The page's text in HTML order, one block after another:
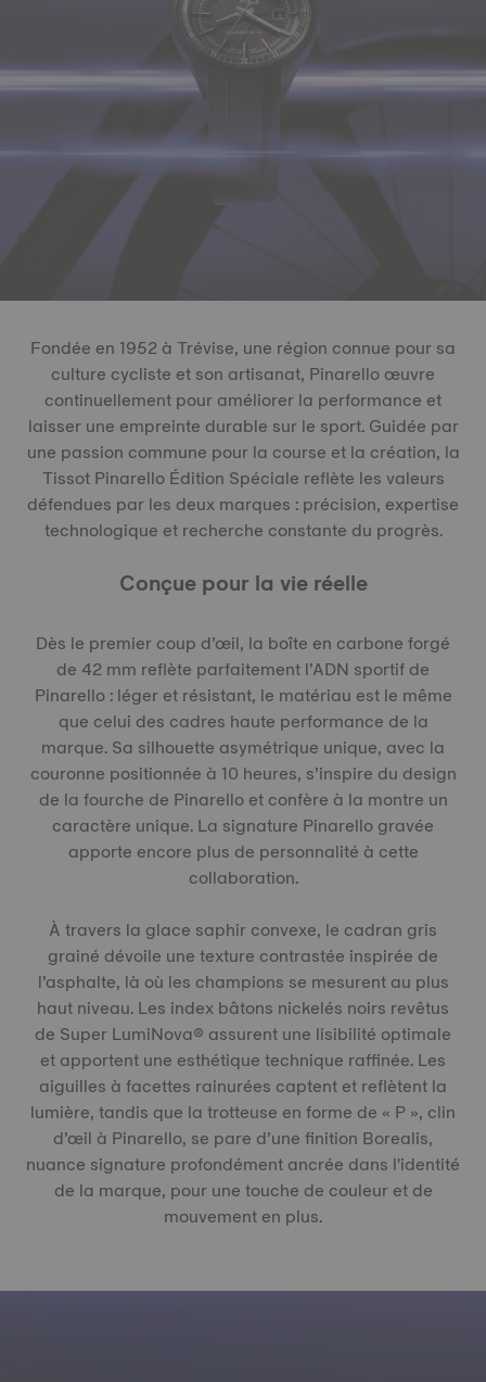
Fondée en 1952 à Trévise, une région connue pour sa
culture cycliste et son artisanat, Pinarello œuvre
continuellement pour améliorer la performance et
laisser une empreinte durable sur le sport. Guidée par
une passion commune pour la course et la création, la
Tissot Pinarello Édition Spéciale reflète les valeurs
défendues par les deux marques : précision, expertise
technologique et recherche constante du progrès.
Conçue pour la vie réelle
Dès le premier coup d’œil, la boîte en carbone forgé
de 42 mm reflète parfaitement l’ADN sportif de
Pinarello : léger et résistant, le matériau est le même
que celui des cadres haute performance de la
marque. Sa silhouette asymétrique unique, avec la
couronne positionnée à 10 heures, s’inspire du design
de la fourche de Pinarello et confère à la montre un
caractère unique. La signature Pinarello gravée
apporte encore plus de personnalité à cette
collaboration.
À travers la glace saphir convexe, le cadran gris
grainé dévoile une texture contrastée inspirée de
l’asphalte, là où les champions se mesurent au plus
haut niveau. Les index bâtons nickelés noirs revêtus
de Super LumiNova® assurent une lisibilité optimale
et apportent une esthétique technique raffinée. Les
aiguilles à facettes rainurées captent et reflètent la
lumière, tandis que la trotteuse en forme de « P », clin
d’œil à Pinarello, se pare d’une finition Borealis,
nuance signature profondément ancrée dans l'identité
de la marque, pour une touche de couleur et de
mouvement en plus.